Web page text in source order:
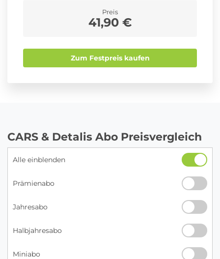
Login
Preis
41,90 €
Zum Festpreis kaufen
CARS & Detalis Abo Preisvergleich
Alle einblenden
Prämienabo
Jahresabo
Halbjahresabo
Miniabo